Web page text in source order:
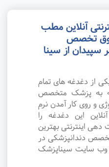
آنلاین مطب
تخصص
سپیدان از سینا
از دغدغه های تمام
به پزشک متخصص
و روی کار آمدن نرم
این دغدغه را
اینترنتی بهترین
دندانپزشکی در
وب سایت سیناپزشک